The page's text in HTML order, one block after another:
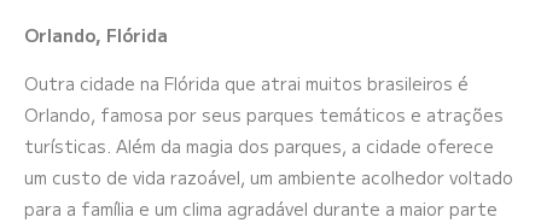
Orlando, Flórida
Outra cidade na Flórida que atrai muitos brasileiros é
Orlando, famosa por seus parques temáticos e atrações
turísticas. Além da magia dos parques, a cidade oferece
um custo de vida razoável, um ambiente acolhedor voltado
para a família e um clima agradável durante a maior parte